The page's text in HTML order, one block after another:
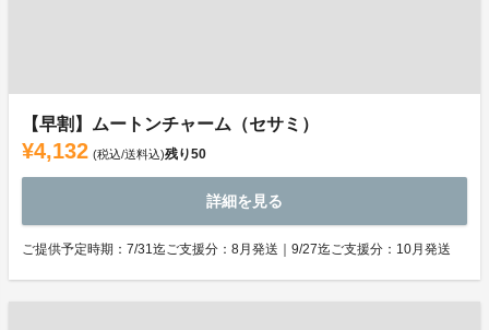
【早割】ムートンチャーム（セサミ）
¥4,132 (税込/送料込)残り50
詳細を見る
ご提供予定時期：7/31迄ご支援分：8月発送｜9/27迄ご支援分：10月発送